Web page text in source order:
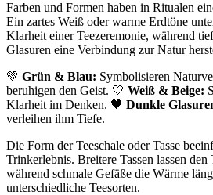
Farben und Formen haben in Ritualen
Ein zartes Weiß oder warme Erdtöne
Klarheit einer Teezeremonie, während
Glasuren eine Verbindung zur Natur
💚 Grün & Blau: Symbolisieren
beruhigen den Geist. 🤍 Weiß & Beige:
Klarheit im Denken. 🖤 Dunkle
verleihen ihm Tiefe.
Die Form der Teeschale oder Tasse
Trinkerlebnis. Breitere Tassen lassen den
während schmale Gefäße die Wärme
unterschiedliche Teesorten.